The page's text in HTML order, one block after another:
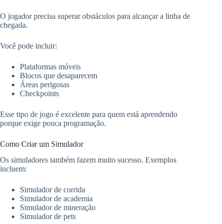
O jogador precisa superar obstáculos para alcançar a linha de
chegada.
Você pode incluir:
Plataformas móveis
Blocos que desaparecem
Áreas perigosas
Checkpoints
Esse tipo de jogo é excelente para quem está aprendendo
porque exige pouca programação.
Como Criar um Simulador
Os simuladores também fazem muito sucesso. Exemplos
incluem:
Simulador de corrida
Simulador de academia
Simulador de mineração
Simulador de pets